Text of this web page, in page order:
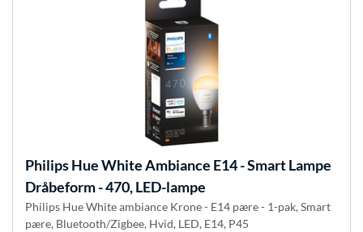
Philips HueWhite Ambiance E14 - Smart Lampe
Dråbeform - 470, LED-lampe
Philips Hue White ambiance Krone - E14 pære - 1-pak, Smart
pære, Bluetooth/Zigbee, Hvid, LED, E14, P45